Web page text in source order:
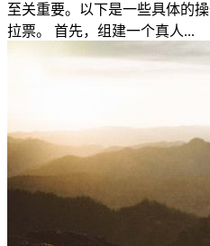
至关重要。以下是一些具体的
拉票。 首先，组建一个真人...